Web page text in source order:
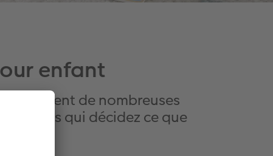
enfant
de nombreuses
vous qui décidez ce que